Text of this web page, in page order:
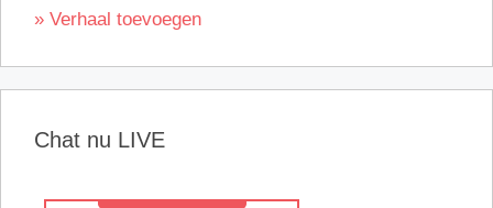
» Verhaal toevoegen
Chat nu LIVE